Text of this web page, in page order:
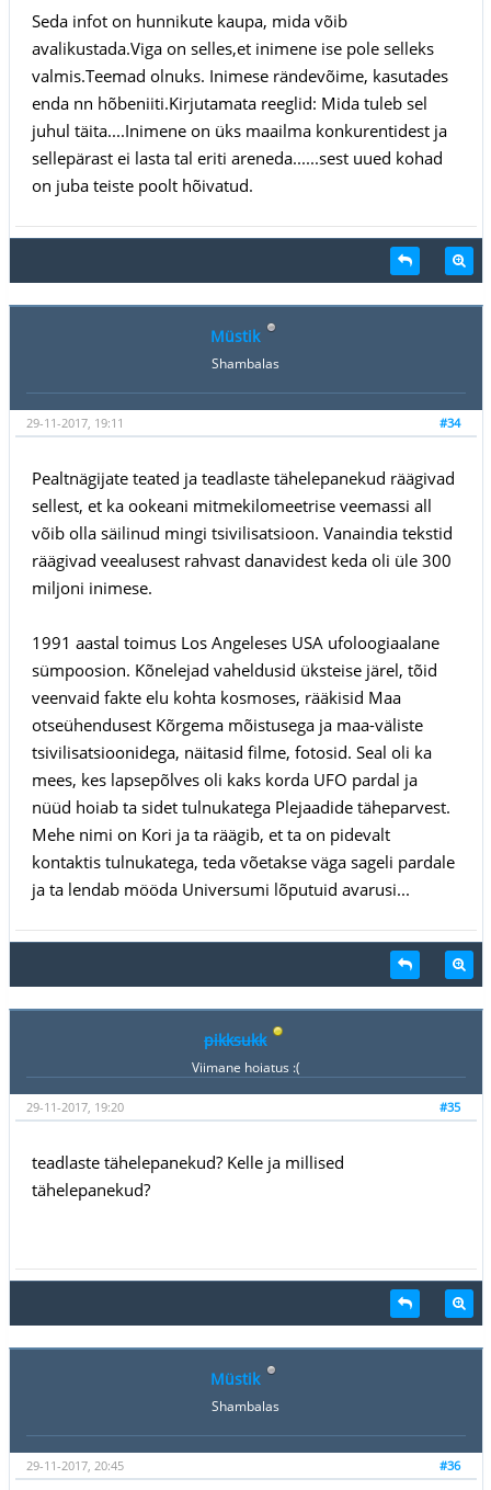
Seda infot on hunnikute kaupa, mida võib
avalikustada.Viga on selles,et inimene ise pole selleks
valmis.Teemad olnuks. Inimese rändevõime, kasutades
enda nn hõbeniiti.Kirjutamata reeglid: Mida tuleb sel
juhul täita....Inimene on üks maailma konkurentidest ja
sellepärast ei lasta tal eriti areneda......sest uued kohad
on juba teiste poolt hõivatud.
Müstik
Shambalas
#34
29-11-2017, 19:11
Pealtnägijate teated ja teadlaste tähelepanekud räägivad
sellest, et ka ookeani mitmekilomeetrise veemassi all
võib olla säilinud mingi tsivilisatsioon. Vanaindia tekstid
räägivad veealusest rahvast danavidest keda oli üle 300
miljoni inimese.
1991 aastal toimus Los Angeleses USA ufoloogiaalane
sümpoosion. Kõnelejad vaheldusid üksteise järel, tõid
veenvaid fakte elu kohta kosmoses, rääkisid Maa
otseühendusest Kõrgema mõistusega ja maa-väliste
tsivilisatsioonidega, näitasid filme, fotosid. Seal oli ka
mees, kes lapsepõlves oli kaks korda UFO pardal ja
nüüd hoiab ta sidet tulnukatega Plejaadide täheparvest.
Mehe nimi on Kori ja ta räägib, et ta on pidevalt
kontaktis tulnukatega, teda võetakse väga sageli pardale
ja ta lendab mööda Universumi lõputuid avarusi...
pikksukk
Viimane hoiatus :(
#35
29-11-2017, 19:20
teadlaste tähelepanekud? Kelle ja millised
tähelepanekud?
Müstik
Shambalas
#36
29-11-2017, 20:45